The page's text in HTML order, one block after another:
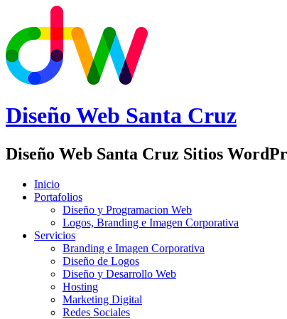
Diseño Web Santa Cruz
Diseño Web Santa Cruz Sitios
Inicio
Portafolios
Diseño y Programacion Web
Logos, Branding e Imagen Corporativa
Servicios
Branding e Imagen Corporativa
Diseño de Logos
Diseño y Desarrollo Web
Hosting
Marketing Digital
Redes Sociales